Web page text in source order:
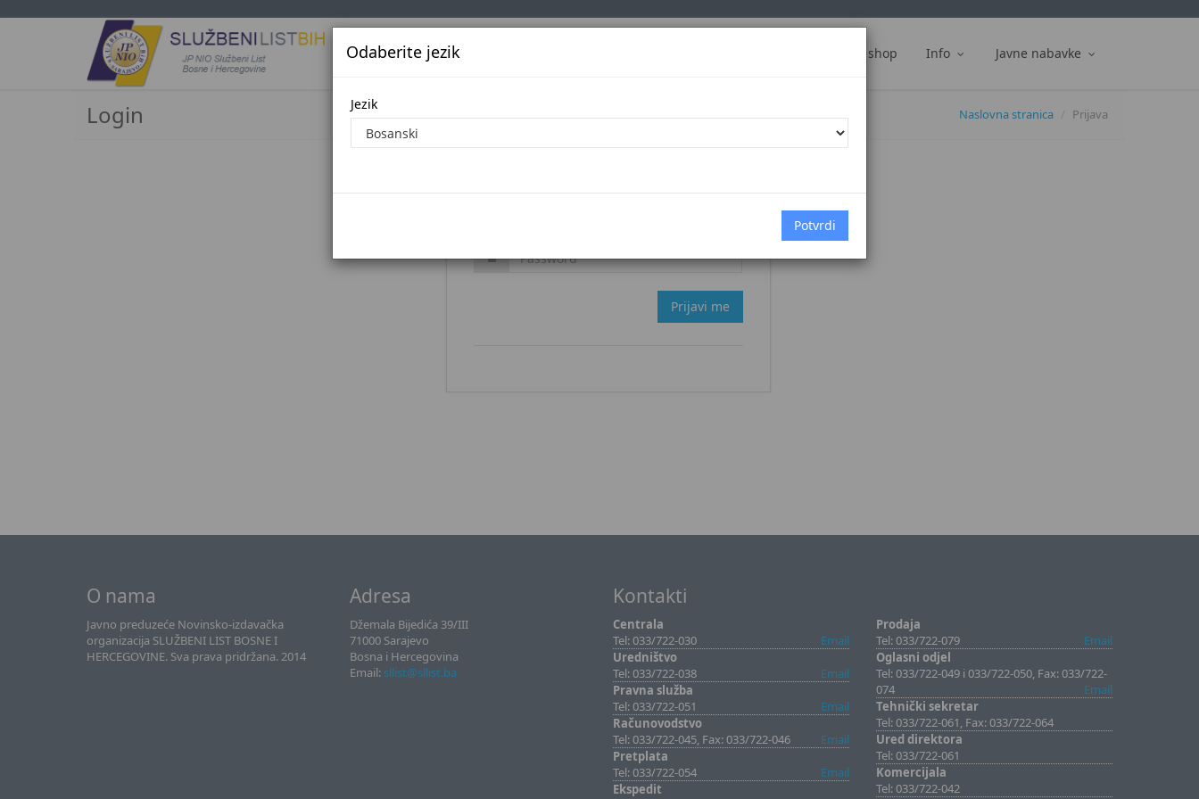
Jezik Službena glasila Web shop Info Javne nabavke
Odaberite jezik
Jezik
Login Naslovna stranica Prijava
Zaboravljena šifra?
Prijavi me
O nama
Javno preduzeće Novinsko-izdavačka
organizacija SLUŽBENI LIST BOSNE I
HERCEGOVINE. Sva prava pridržana. 2014
Adresa
Džemala Bijedića 39/III
71000 Sarajevo
Bosna i Hercegovina
Email: sllist@sllist.ba
Kontakti
Centrala
Tel: 033/722-030
Email
Uredništvo
Tel: 033/722-038
Email
Pravna služba
Tel: 033/722-051
Email
Računovodstvo
Tel: 033/722-045, Fax: 033/722-046
Email
Pretplata
Tel: 033/722-054
Email
Ekspedit
Prodaja
Tel: 033/722-079
Email
Oglasni odjel
Tel: 033/722-049 i 033/722-050, Fax: 033/722-
074
Email
Tehnički sekretar
Tel: 033/722-061, Fax: 033/722-064
Ured direktora
Tel: 033/722-061
Komercijala
Tel: 033/722-042